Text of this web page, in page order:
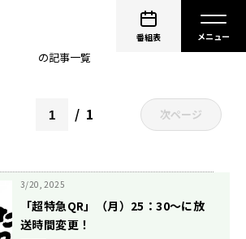
番組表
の記事一覧
1 次ページ
3/20, 2025
「超特急QR」（月）25：30～に放
送時間変更！